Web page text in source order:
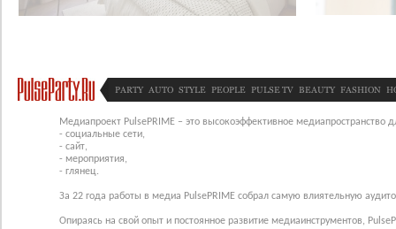
PARTY AUTO STYLE PEOPLE PULSE TV BEAUTY FASHION
Медиапроект PulsePRIME – это высокоэффективное медиапространство
- социальные сети,
- сайт,
- мероприятия,
- глянец.
За 22 года работы в медиа PulsePRIME собрал самую влиятельную
Опираясь на свой опыт и постоянное развитие медиаинструментов,